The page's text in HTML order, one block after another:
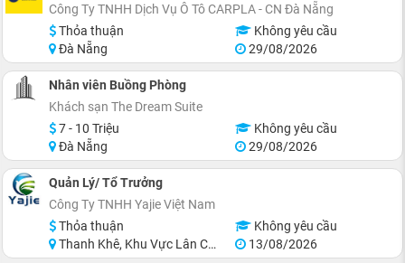
Công Ty TNHH Dịch Vụ Ô Tô CARPLA - CN Đà Nẵng
Thỏa thuận
Không yêu cầu
Đà Nẵng
29/08/2026
Nhân viên Buồng Phòng
Khách sạn The Dream Suite
7 - 10 Triệu
Không yêu cầu
Đà Nẵng
29/08/2026
Quản Lý/ Tổ Trưởng
Công Ty TNHH Yajie Việt Nam
Thỏa thuận
Không yêu cầu
Thanh Khê, Khu Vực Lân Cận Đà Nẵng
13/08/2026